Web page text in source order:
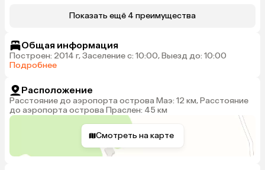
Показать ещё 4 преимущества
Общая информация
Построен: 2014 г, Заселение с: 10:00, Выезд до: 10:00
Подробнее
Расположение
Расстояние до аэропорта острова Маэ: 12 км, Расстояние
до аэропорта острова Праслен: 45 км
Смотреть на карте